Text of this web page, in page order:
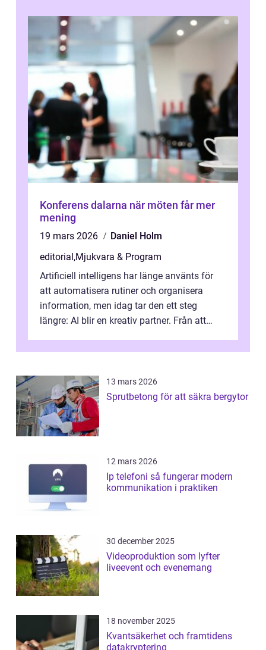
Konferens dalarna när möten får mer
mening
19 mars 2026
Daniel Holm
editorial ,Mjukvara & Program
Artificiell intelligens har länge använts för
att automatisera rutiner och organisera
information, men idag tar den ett steg
längre: AI blir en kreativ partner. Från att
13 mars 2026
Sprutbetong för att säkra bergytor
12 mars 2026
Ip telefoni så fungerar modern
kommunikation i praktiken
30 december 2025
Videoproduktion som lyfter
liveevent och evenemang
18 november 2025
Kvantsäkerhet och framtidens
datakryptering